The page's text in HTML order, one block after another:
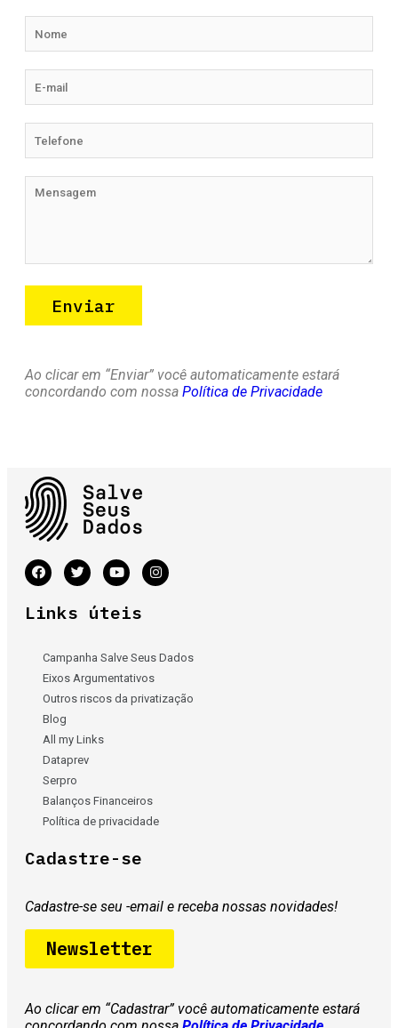
Ao clicar em “Enviar” você automaticamente estará
concordando com nossa Política de Privacidade
Links úteis
Campanha Salve Seus Dados
Eixos Argumentativos
Outros riscos da privatização
Blog
All my Links
Dataprev
Serpro
Balanços Financeiros
Política de privacidade
Cadastre-se
Cadastre-se seu -email e receba nossas novidades!
Newsletter
Ao clicar em “Cadastrar” você automaticamente estará